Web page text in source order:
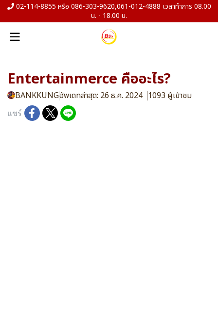
02-114-8855 หรือ 086-303-9620,061-012-4888 เวลาทำการ 08.00
น. - 18.00 น.
Entertainmerce คืออะไร?
BANKKUNGอัพเดทล่าสุด: 26 ธ.ค. 2024 1093 ผู้เข้าชม
แชร์